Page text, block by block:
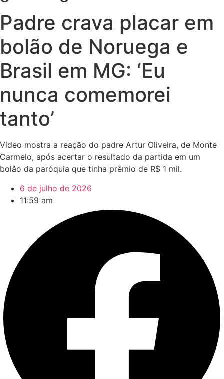
Padre crava placar em
bolão de Noruega e
Brasil em MG: ‘Eu
nunca comemorei
tanto’
Vídeo mostra a reação do padre Artur Oliveira, de Monte
Carmelo, após acertar o resultado da partida em um
bolão da paróquia que tinha prêmio de R$ 1 mil.
6 de julho de 2026
11:59 am